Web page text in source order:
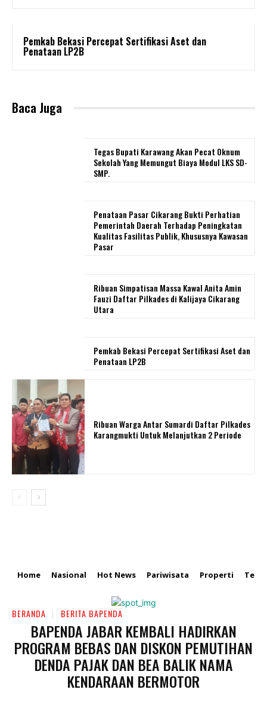
Pemkab Bekasi Percepat Sertifikasi Aset dan
Penataan LP2B
Baca Juga
Tegas Bupati Karawang Akan Pecat Oknum
Sekolah Yang Memungut Biaya Modul LKS SD-
SMP.
Penataan Pasar Cikarang Bukti Perhatian
Pemerintah Daerah Terhadap Peningkatan
Kualitas Fasilitas Publik, Khususnya Kawasan
Pasar
Ribuan Simpatisan Massa Kawal Anita Amin
Fauzi Daftar Pilkades di Kalijaya Cikarang
Utara
Pemkab Bekasi Percepat Sertifikasi Aset dan
Penataan LP2B
Ribuan Warga Antar Sumardi Daftar Pilkades
Karangmukti Untuk Melanjutkan 2 Periode